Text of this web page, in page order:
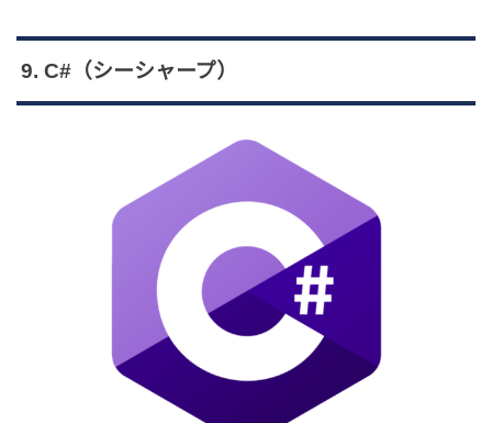
9. C#（シーシャープ）